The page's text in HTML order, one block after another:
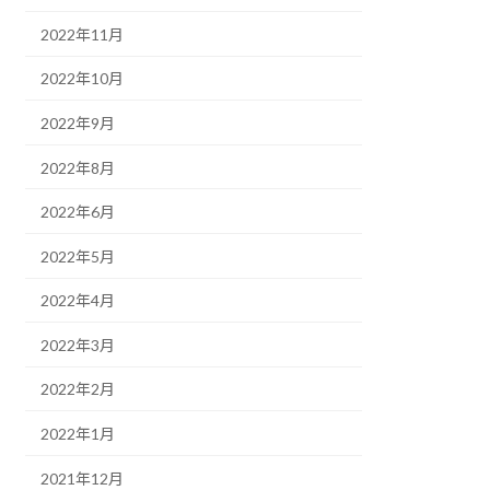
2022年11月
2022年10月
2022年9月
2022年8月
2022年6月
2022年5月
2022年4月
2022年3月
2022年2月
2022年1月
2021年12月